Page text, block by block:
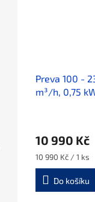
Preva 100 -
m³/h, 0,75
10 990 Kč
Měrná
cena:
10 990 Kč / 1 ks
Do košíku